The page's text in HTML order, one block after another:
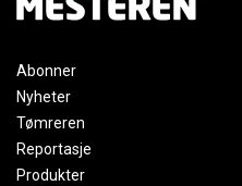
Abonner
Nyheter
Tømreren
Reportasje
Produkter